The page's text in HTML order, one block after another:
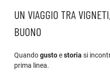
UN VIAGGIO TRA
BUONO
Quandogustoestoria si
prima linea.